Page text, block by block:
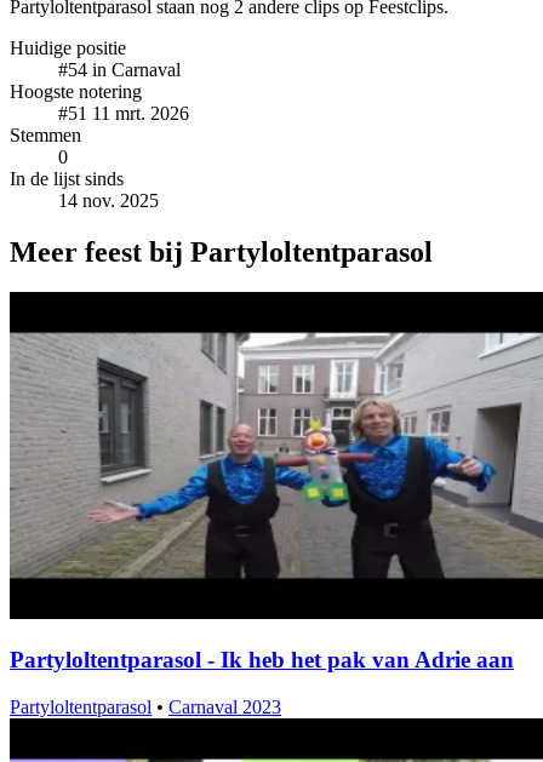
Partyloltentparasol staan nog 2 andere clips op Feestclips.
Huidige positie
#54 in Carnaval
Hoogste notering
#51 11 mrt. 2026
Stemmen
0
In de lijst sinds
14 nov. 2025
Meer feest bij Partyloltentparasol
Partyloltentparasol - Ik heb het pak van Adrie aan
Partyloltentparasol • Carnaval 2023